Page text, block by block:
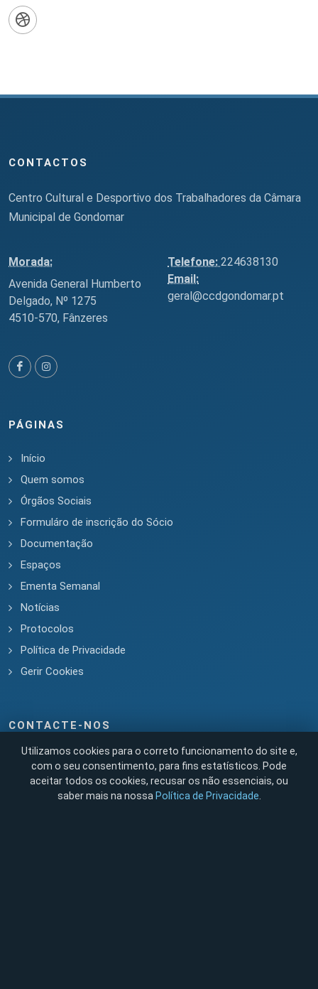
CONTACTOS
Centro Cultural e Desportivo dos Trabalhadores da Câmara
Municipal de Gondomar
Morada:
Avenida General Humberto
Delgado, Nº 1275
4510-570, Fânzeres
Telefone: 224638130
Email:
geral@ccdgondomar.pt
PÁGINAS
Início
Quem somos
Órgãos Sociais
Formuláro de inscrição do Sócio
Documentação
Espaços
Ementa Semanal
Notícias
Protocolos
Política de Privacidade
Gerir Cookies
CONTACTE-NOS
Utilizamos cookies para o correto funcionamento do site e,
com o seu consentimento, para fins estatísticos. Pode
aceitar todos os cookies, recusar os não essenciais, ou
saber mais na nossa Política de Privacidade.